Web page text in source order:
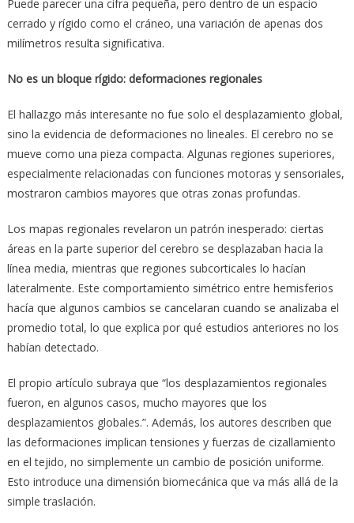
Puede parecer una cifra pequeña, pero dentro de un espacio
cerrado y rígido como el cráneo, una variación de apenas dos
milímetros resulta significativa.
No es un bloque rígido: deformaciones regionales
El hallazgo más interesante no fue solo el desplazamiento global,
sino la evidencia de deformaciones no lineales. El cerebro no se
mueve como una pieza compacta. Algunas regiones superiores,
especialmente relacionadas con funciones motoras y sensoriales,
mostraron cambios mayores que otras zonas profundas.
Los mapas regionales revelaron un patrón inesperado: ciertas
áreas en la parte superior del cerebro se desplazaban hacia la
línea media, mientras que regiones subcorticales lo hacían
lateralmente. Este comportamiento simétrico entre hemisferios
hacía que algunos cambios se cancelaran cuando se analizaba el
promedio total, lo que explica por qué estudios anteriores no los
habían detectado.
El propio artículo subraya que “los desplazamientos regionales
fueron, en algunos casos, mucho mayores que los
desplazamientos globales.”. Además, los autores describen que
las deformaciones implican tensiones y fuerzas de cizallamiento
en el tejido, no simplemente un cambio de posición uniforme.
Esto introduce una dimensión biomecánica que va más allá de la
simple traslación.